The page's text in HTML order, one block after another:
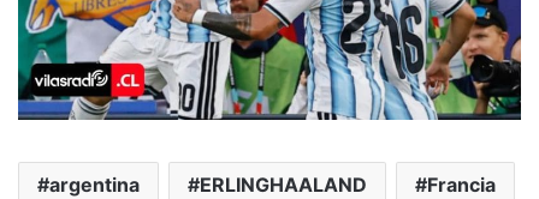
argentina ERLINGHAALAND Francia